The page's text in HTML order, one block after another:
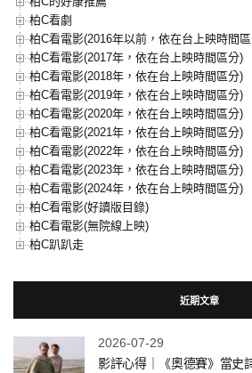
柏C看劇
柏C看電影(2016年以前，依在台上映時間
柏C看電影(2017年，依在台上映時間區分)
柏C看電影(2018年，依在台上映時間區分)
柏C看電影(2019年，依在台上映時間區分)
柏C看電影(2020年，依在台上映時間區分)
柏C看電影(2021年，依在台上映時間區分)
柏C看電影(2022年，依在台上映時間區分)
柏C看電影(2023年，依在台上映時間區分)
柏C看電影(2024年，依在台上映時間區分)
柏C看電影(好讀版目錄)
柏C看電影(無院線上映)
柏C趴趴走
近期文章
2026-07-29
影評心得｜《奧德賽》當史